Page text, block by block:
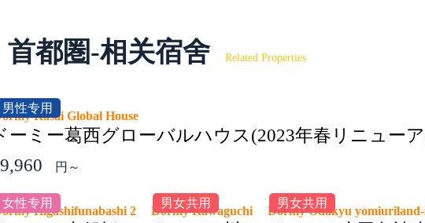
首都圏-相关宿舍 Related Properties
男性专用
Kasai Global House
ーミー葛西グローバルハウス(2023年春リニュー
円～
女性专用
Higashifunabashi 2
男女共用
Dormy Kawaguchi
男女共用
Dormy Odakyu